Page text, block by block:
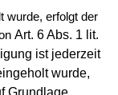
wurde, erfolgt der
Art. 6 Abs. 1 lit.
ist jederzeit
wurde,
Grundlage